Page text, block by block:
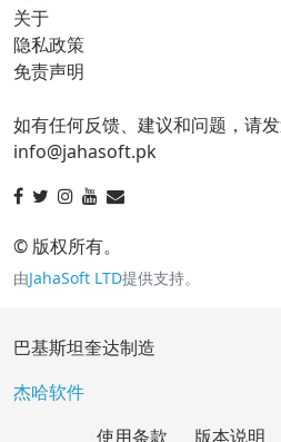
ico 转换器
ico 到 bmp
ico 到 gif
ico 到 png
ico 到 tga
jpg 到 bmp
关于
隐私政策
免责声明
如有任何反馈、建议和问题，请
info@jahasoft.pk
© 版权所有。
由JahaSoft LTD提供支持。
巴基斯坦奎达制造
杰哈软件
使用条款
版本说明